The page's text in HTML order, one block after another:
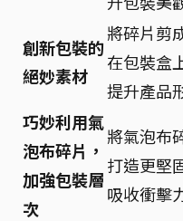
創新包裝的
絕妙素材
將碎片剪
在包裝盒
提升產品
巧妙利用氣
泡布碎片，
加強包裝層
次
將氣泡布
打造更堅
吸收衝擊